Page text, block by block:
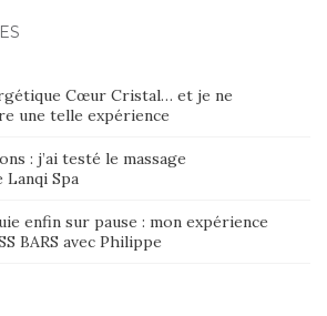
Cœur Cristal… et je ne
une telle expérience
: j’ai testé le massage
Lanqi Spa
enfin sur pause : mon expérience
BARS avec Philippe